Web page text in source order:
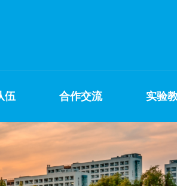
伍 合作交流 实验